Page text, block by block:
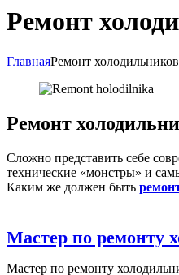
Ремонт
ГлавнаяРемонт холодильников
Ремонт
Сложно представить себе
технические «монстры» и
Каким же должен быть
Мастер по ремонту
Мастер по ремонту